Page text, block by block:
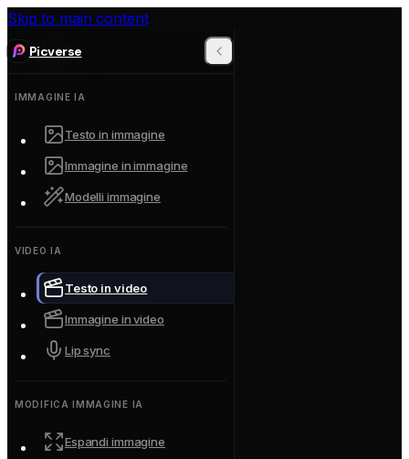
Skip to main content
Picverse
IMMAGINE IA
Testo in immagine
Immagine in immagine
Modelli immagine
VIDEO IA
Testo in video
Immagine in video
Lip sync
MODIFICA IMMAGINE IA
Espandi immagine